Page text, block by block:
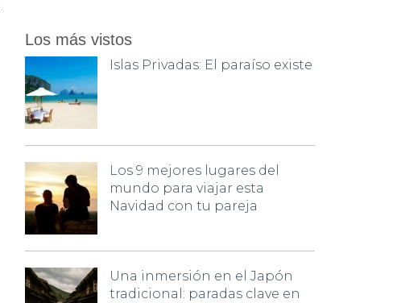
Los más vistos
Islas Privadas: El paraíso existe
Los 9 mejores lugares del
mundo para viajar esta
Navidad con tu pareja
Una inmersión en el Japón
tradicional: paradas clave en